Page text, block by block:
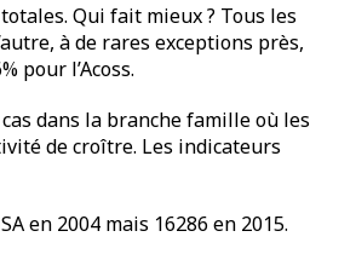
Qui fait mieux ? Tous les
à de rares exceptions près,
pour l’Acoss.
dans la branche famille où les
de croître. Les indicateurs
en 2004 mais 16286 en 2015.